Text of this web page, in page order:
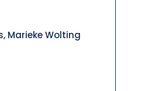
Marieke Wolting